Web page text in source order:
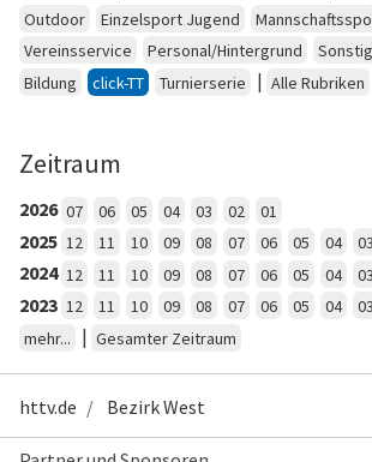
Outdoor
Einzelsport Jugend
Vereinsservice
Personal/Hintergrund
Bildung
click-TT Turnierserie | Alle Rubriken
Zeitraum
2026 07 06 05 04 03 02 01
2025 12 11 10 09 08 07 06 05 04 03
2024 12 11 10 09 08 07 06 05 04 03
2023 12 11 10 09 08 07 06 05 04 03
mehr...
| Gesamter Zeitraum
httv.de Bezirk West